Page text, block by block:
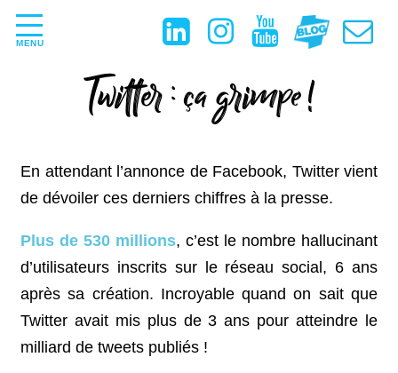
MENU
Twitter : ça grimpe !
En attendant l’annonce de Facebook, Twitter vient
de dévoiler ces derniers chiffres à la presse.
Plus de 530 millions, c’est le nombre hallucinant
d’utilisateurs inscrits sur le réseau social, 6 ans
après sa création. Incroyable quand on sait que
Twitter avait mis plus de 3 ans pour atteindre le
milliard de tweets publiés !